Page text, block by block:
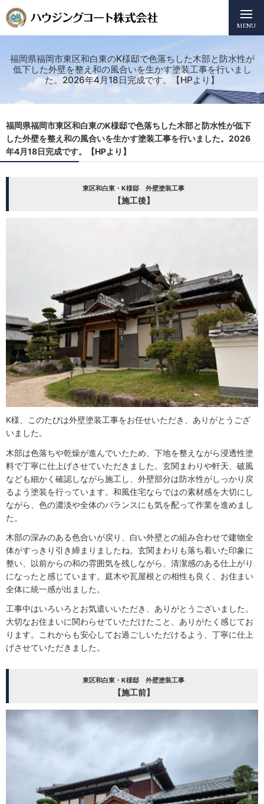
MENU
福岡県福岡市東区和白東のK様邸で色落ちした木部と防水性が
低下した外壁を整え和の風合いを生かす塗装工事を行いまし
た。2026年4月18日完成です。【HPより】
福岡県福岡市東区和白東のK様邸で色落ちした木部と防水性が低下
した外壁を整え和の風合いを生かす塗装工事を行いました。2026
年4月18日完成です。【HPより】
東区和白東・K様邸 外壁塗装工事
【施工後】
K様、このたびは外壁塗装工事をお任せいただき、ありがとうござ
いました。
木部は色落ちや乾燥が進んでいたため、下地を整えながら浸透性塗
料で丁寧に仕上げさせていただきました。玄関まわりや軒天、破風
なども細かく確認しながら施工し、外壁部分は防水性がしっかり戻
るよう塗装を行っています。和風住宅ならではの素材感を大切にし
ながら、色の濃淡や全体のバランスにも気を配って作業を進めまし
た。
木部の深みのある色合いが戻り、白い外壁との組み合わせで建物全
体がすっきり引き締まりましたね。玄関まわりも落ち着いた印象に
整い、以前からの和の雰囲気を残しながら、清潔感のある仕上がり
になったと感じています。庭木や瓦屋根との相性も良く、お住まい
全体に統一感が出ました。
工事中はいろいろとお気遣いいただき、ありがとうございました。
大切なお住まいに関わらせていただけたこと、ありがたく感じてお
ります。これからも安心してお過ごしいただけるよう、丁寧に仕上
げさせていただきました。
東区和白東・K様邸 外壁塗装工事
【施工前】